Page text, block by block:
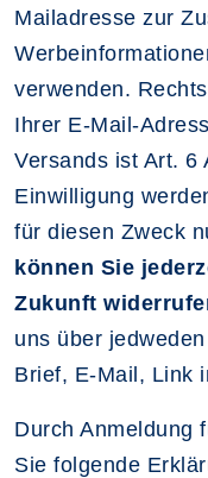
Mailadresse zur
verwenden.
Ihrer E-Mail-
Versands ist Art. 6
Einwilligung
für diesen Zweck
können Sie
Zukunft
uns über
Brief, E-Mail, Link
Durch Anmeldung
Sie folgende